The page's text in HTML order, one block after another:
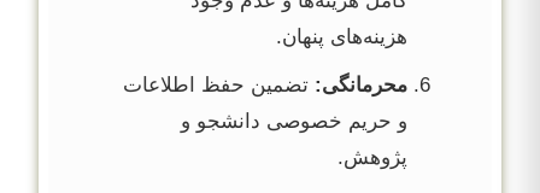
هزینه‌های پنهان.
محرمانگی: تضمین حفظ اطلاعات
و حریم خصوصی دانشجو و
پژوهش.